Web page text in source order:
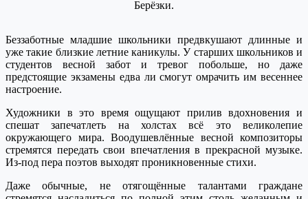
Берёзки.
Беззаботные младшие школьники предвкушают длинные и
уже такие близкие летние каникулы. У старших школьников и
студентов весной забот и тревог побольше, но даже
предстоящие экзамены едва ли смогут омрачить им весеннее
настроение.
Художники в это время ощущают прилив вдохновения и
спешат запечатлеть на холстах всё это великолепие
окружающего мира. Воодушевлённые весной композиторы
стремятся передать свои впечатления в прекрасной музыке.
Из-под пера поэтов выходят проникновенные стихи.
Даже обычные, не отягощённые талантами граждане